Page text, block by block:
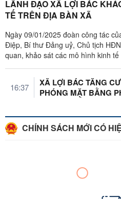
LÃNH ĐẠO XÃ LỢI BÁC
TẾ TRÊN ĐỊA BÀN XÃ
Ngày 09/01/2025 đoàn công tác
Điệp, Bí thư Đảng uỷ, Chủ tịch
quan, khảo sát các mô hình kinh
16:37
XÃ LỢI BÁC TĂNG
PHÓNG MẶT BẰNG
CHÍNH SÁCH MỚI CÓ